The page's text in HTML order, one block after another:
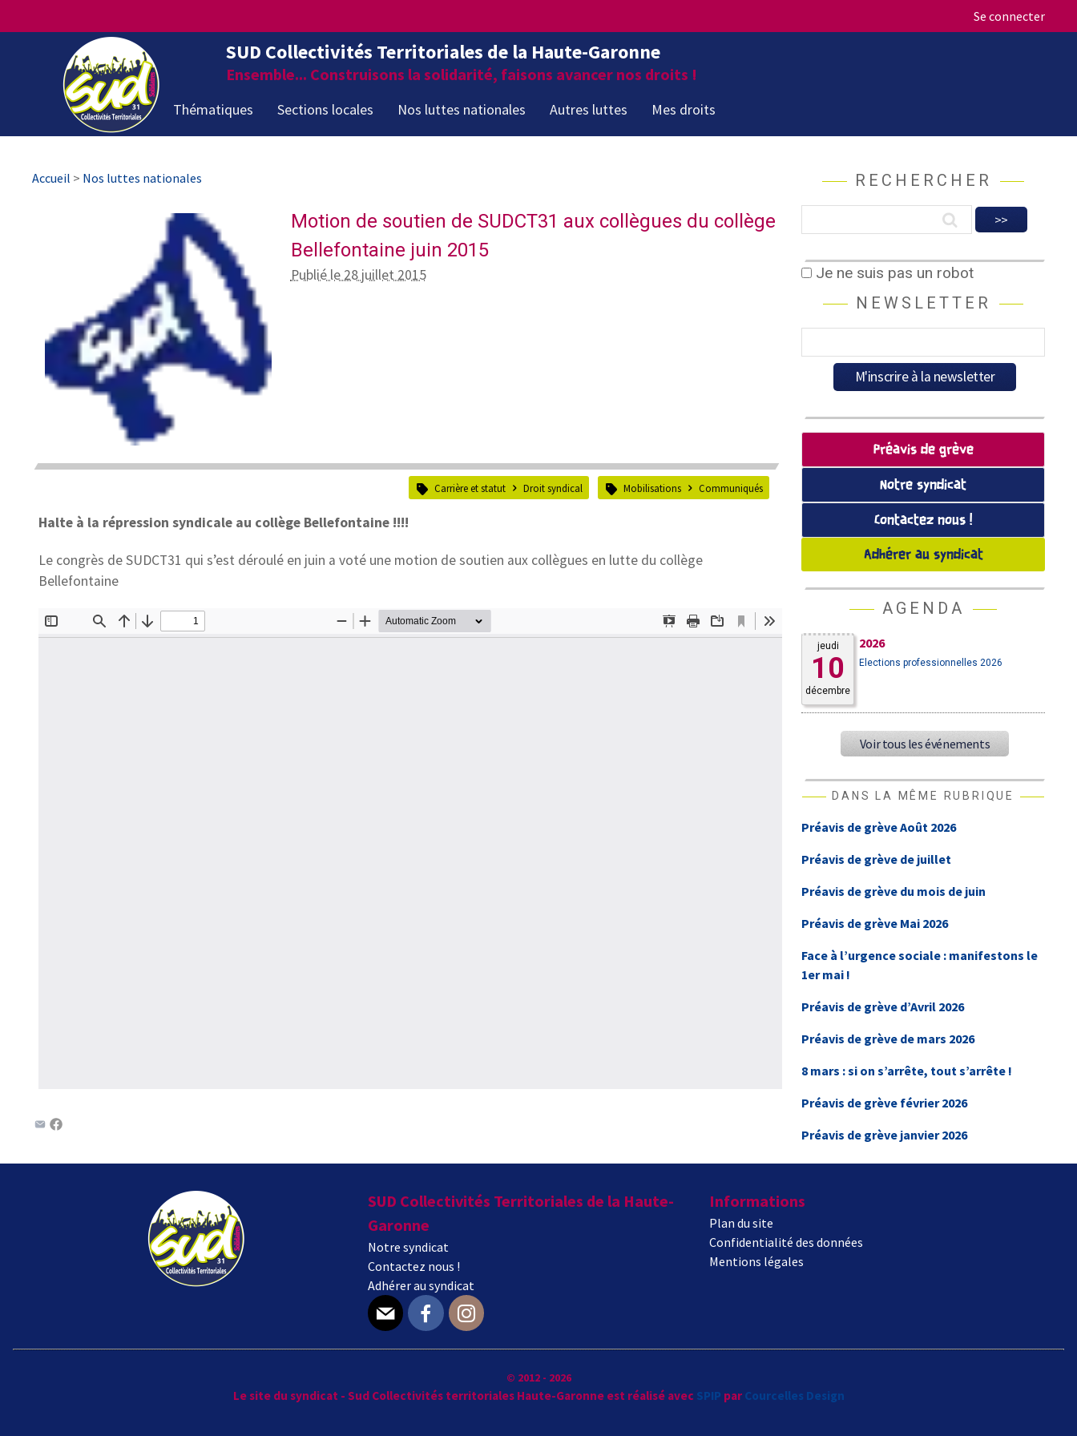
Se connecter
SUD Collectivités Territoriales de la Haute-Garonne
Ensemble... Construisons la solidarité, faisons avancer nos droits !
Thématiques Sections locales Nos luttes nationales Autres luttes Mes droits
Accueil > Nos luttes nationales
Motion de soutien de SUDCT31 aux collègues du collège
Bellefontaine juin 2015
Publié le 28 juillet 2015
Carrière et statut Droit syndical Mobilisations Communiqués
Halte à la répression syndicale au collège Bellefontaine !!!!
Le congrès de SUDCT31 qui s’est déroulé en juin a voté une motion de soutien aux collègues en lutte du collège
Bellefontaine
RECHERCHER
Je ne suis pas un robot
NEWSLETTER
Préavis de grève
Notre syndicat
Contactez nous !
Adhérer au syndicat
AGENDA
jeudi
10
décembre
2026
Elections professionnelles 2026
Voir tous les événements
DANS LA MÊME RUBRIQUE
Préavis de grève Août 2026
Préavis de grève de juillet
Préavis de grève du mois de juin
Préavis de grève Mai 2026
Face à l’urgence sociale : manifestons le
1er mai !
Préavis de grève d’Avril 2026
Préavis de grève de mars 2026
8 mars : si on s’arrête, tout s’arrête !
Préavis de grève février 2026
Préavis de grève janvier 2026
SUD Collectivités Territoriales de la Haute-
Garonne
Notre syndicat
Contactez nous !
Adhérer au syndicat
Informations
Plan du site
Confidentialité des données
Mentions légales
© 2012 - 2026
Le site du syndicat - Sud Collectivités territoriales Haute-Garonne est réalisé avec SPIP par Courcelles Design